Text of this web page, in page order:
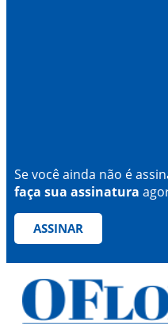
Se você ainda não é
faça sua assinatura
ASSINAR